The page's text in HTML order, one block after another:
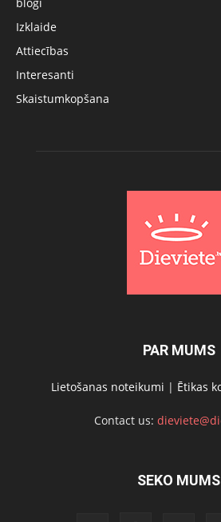
Izklaide
Attiecības
Interesanti
Skaistumkopšana
PAR MUMS
Lietošanas noteikumi | Ētikas
Contact us:
SEKO MUMS